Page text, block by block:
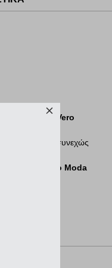
το όνομα
Vero
σε έναν συνεχώς
την
Vero Moda